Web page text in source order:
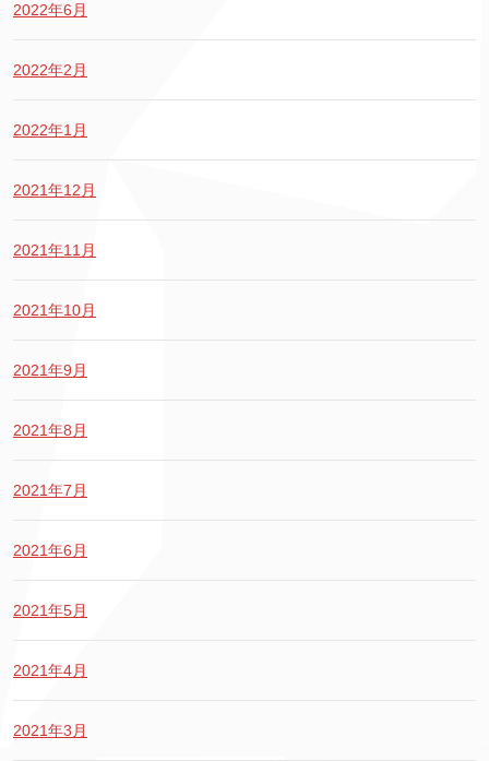
2022年6月
2022年2月
2022年1月
2021年12月
2021年11月
2021年10月
2021年9月
2021年8月
2021年7月
2021年6月
2021年5月
2021年4月
2021年3月